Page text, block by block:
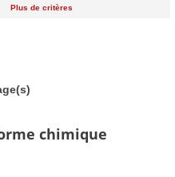
Plus de critères
chimique